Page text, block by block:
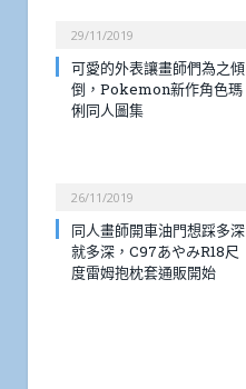
29/11/2019
可愛的外表讓畫師們為之傾
倒，Pokemon新作角色瑪
俐同人圖集
26/11/2019
同人畫師開車油門想踩多深
就多深，C97あやみR18尺
度雷姆抱枕套通販開始